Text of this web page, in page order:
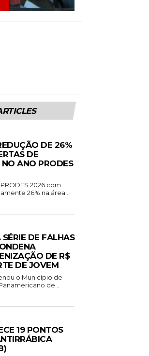
DE 26%
DE
ANO PRODES
2026 com
26% na área...
DE FALHAS
DE R$
DE JOVEM
o Município de
de...
19 PONTOS